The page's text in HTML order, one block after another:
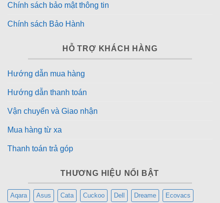
Chính sách bảo mật thông tin
Chính sách Bảo Hành
HỖ TRỢ KHÁCH HÀNG
Hướng dẫn mua hàng
Hướng dẫn thanh toán
Vận chuyển và Giao nhận
Mua hàng từ xa
Thanh toán trả góp
THƯƠNG HIỆU NỔI BẬT
Aqara Asus Cata Cuckoo Dell Dreame Ecovacs